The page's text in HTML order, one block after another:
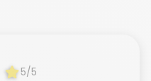
5/5